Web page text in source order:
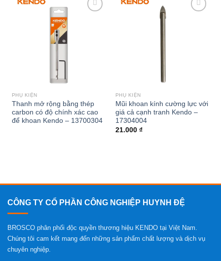
PHỤ KIỆN
Thanh mở rộng bằng thép
carbon có độ chính xác cao
để khoan Kendo – 13700304
PHỤ KIỆN
Mũi khoan kính cường lực với
giá cả cạnh tranh Kendo –
17304004
21.000 ₫
CÔNG TY CỔ PHẦN CÔNG NGHIỆP HUYNH ĐỆ
BROSCO phân phối độc quyền thương hiệu KENDO tại Việt Nam.
Chúng tôi cam kết mang đến những sản phẩm chất lượng và dịch vụ
chuyên nghiệp.